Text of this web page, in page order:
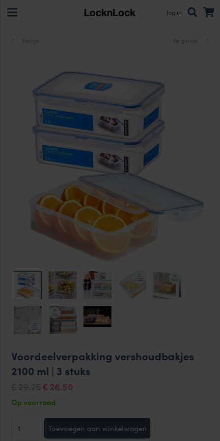
log in
Vorige Volgende
Voordeelverpakking vershoudbakjes
2100 ml | 3 stuks
€29.25Oorspronkelijke
prijs
€29.25.
€ 26.50Huidige
Op voorraad
Voordeelverpakking
vershoudbakjesToevoegen aan winkelwagen